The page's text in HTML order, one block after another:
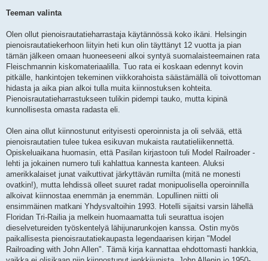
Teeman valinta
Olen ollut pienoisrautatieharrastaja käytännössä koko ikäni. Helsingin
pienoisrautatiekerhoon liityin heti kun olin täyttänyt 12 vuotta ja pian
tämän jälkeen omaan huoneeseeni alkoi syntyä suomalaisteemainen rata
Fleischmannin kiskomateriaalilla. Tuo rata ei koskaan edennyt kovin
pitkälle, hankintojen tekeminen viikkorahoista säästämällä oli toivottoman
hidasta ja aika pian alkoi tulla muita kiinnostuksen kohteita.
Pienoisrautatieharrastukseen tulikin pidempi tauko, mutta kipinä
kunnollisesta omasta radasta eli.
Olen aina ollut kiinnostunut erityisesti operoinnista ja oli selvää, että
pienoisrautatien tulee tukea esikuvan mukaista rautatieliikennettä.
Opiskeluaikana huomasin, että Pasilan kirjastoon tuli Model Railroader -
lehti ja jokainen numero tuli kahlattua kannesta kanteen. Aluksi
amerikkalaiset junat vaikuttivat järkyttävän rumilta (mitä ne monesti
ovatkin!), mutta lehdissä olleet suuret radat monipuolisella operoinnilla
alkoivat kiinnostaa enemmän ja enemmän. Lopullinen niitti oli
ensimmäinen matkani Yhdysvaltoihin 1993. Hotelli sijaitsi varsin lähellä
Floridan Tri-Railia ja melkein huomaamatta tuli seurattua isojen
dieselvetureiden työskentelyä lähijunarunkojen kanssa. Ostin myös
paikallisesta pienoisrautatiekaupasta legendaarisen kirjan "Model
Railroading with John Allen". Tämä kirja kannattaa ehdottomasti hankkia,